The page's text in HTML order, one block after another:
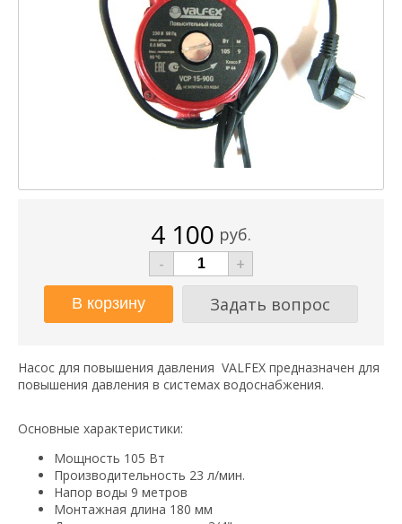
4 100 руб.
-
+
Задать вопрос
Насос для повышения давления VALFEX предназначен для
повышения давления в системах водоснабжения.
Основные характеристики:
Мощность 105 Вт
Производительность 23 л/мин.
Напор воды 9 метров
Монтажная длина 180 мм